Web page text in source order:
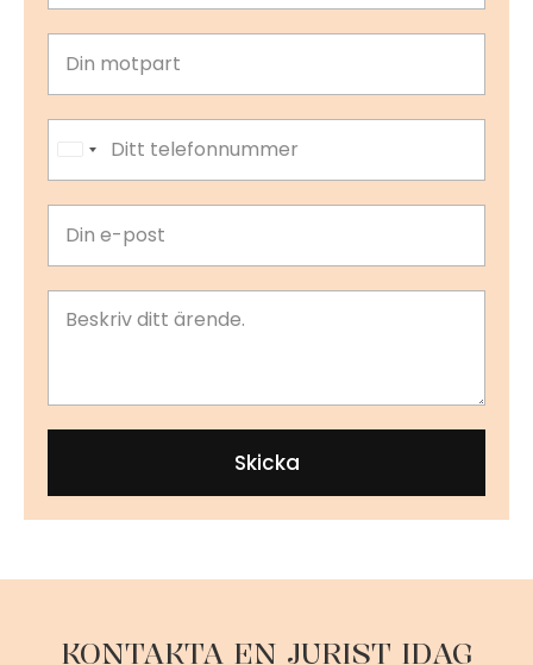
United States +1
Skicka
KONTAKTA EN JURIST IDAG